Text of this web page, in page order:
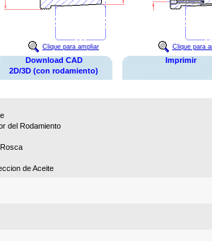
Clique para ampliar Clique para
Download CAD
2D/3D (con rodamiento)
Imprimir
del Rodamiento
de Aceite